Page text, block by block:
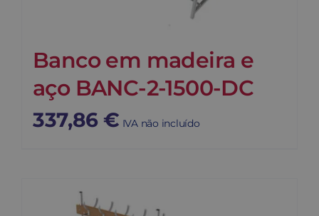
Banco em madeira e
aço BANC-2-1500-DC
337,86 € IVA não incluído